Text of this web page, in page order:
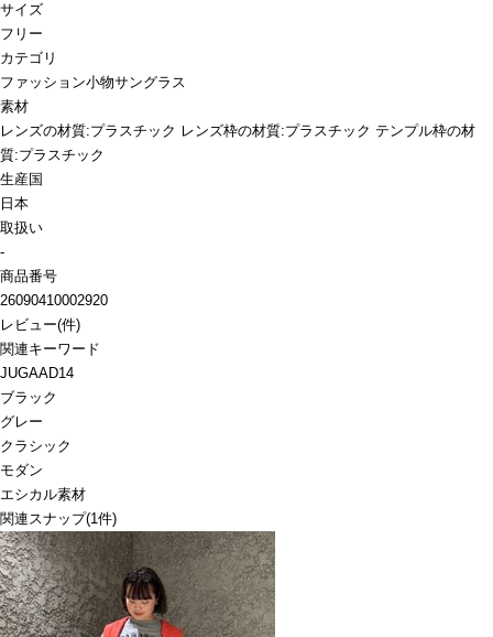
サイズ
フリー
カテゴリ
ファッション小物サングラス
素材
レンズの材質:プラスチック レンズ枠の材質:プラスチック テンプル枠の材
質:プラスチック
生産国
日本
取扱い
-
商品番号
26090410002920
レビュー(件)
関連キーワード
JUGAAD14
ブラック
グレー
クラシック
モダン
エシカル素材
関連スナップ(1件)